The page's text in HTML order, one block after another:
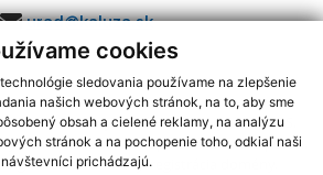
cookies
sledovania používame na zlepšenie
našich webových stránok, na to, aby sme
obsah a cielené reklamy, na analýzu
stránok a na pochopenie toho, odkiaľ naši
návštevníci prichádzajú.
urad@kaluza.sk
aktuálnych informácií s využitím RSS
ECHELON 2,Mapa stránok,web portál
s.r.o.,domény,registrácia domény